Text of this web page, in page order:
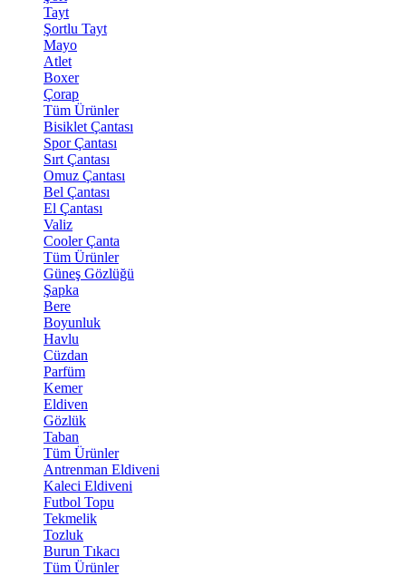
Tayt
Şortlu Tayt
Mayo
Atlet
Boxer
Çorap
Tüm Ürünler
Bisiklet Çantası
Spor Çantası
Sırt Çantası
Omuz Çantası
Bel Çantası
El Çantası
Valiz
Cooler Çanta
Tüm Ürünler
Güneş Gözlüğü
Şapka
Bere
Boyunluk
Havlu
Cüzdan
Parfüm
Kemer
Eldiven
Gözlük
Taban
Tüm Ürünler
Antrenman Eldiveni
Kaleci Eldiveni
Futbol Topu
Tekmelik
Tozluk
Burun Tıkacı
Tüm Ürünler